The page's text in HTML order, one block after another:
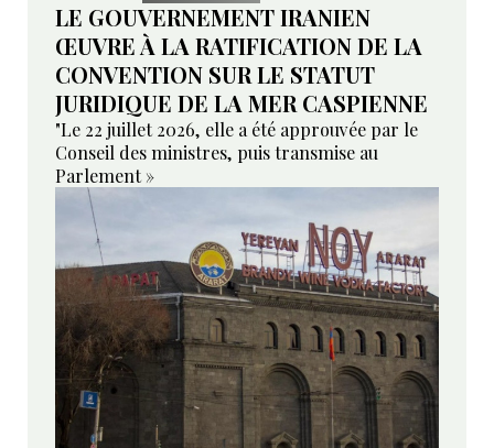
LE GOUVERNEMENT IRANIEN
ŒUVRE À LA RATIFICATION DE LA
CONVENTION SUR LE STATUT
JURIDIQUE DE LA MER CASPIENNE
"Le 22 juillet 2026, elle a été approuvée par le
Conseil des ministres, puis transmise au
Parlement »